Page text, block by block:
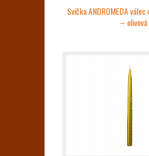
Svíčka ANDROMEDA
– olivová